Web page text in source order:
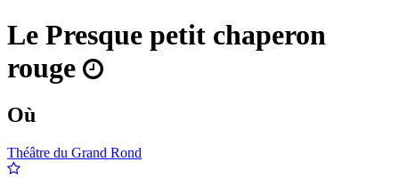
Le Presque petit chaperon
rouge
Où
Théâtre du Grand Rond